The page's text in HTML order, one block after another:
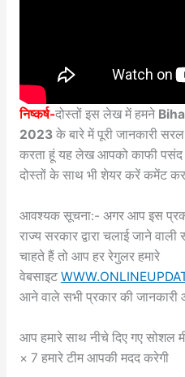
निष्कर्ष-दोस्तों इस लेख में हमने
2023 के बारे में पूरी जानकारी
करता हूं यह लेख आपको काफी पसंद
दोस्तों के साथ भी शेयर करें कमेंट
आवश्यक सूचना:- अगर आप इस
राज्य सरकार द्वारा चलाई जाने
चाहते हैं तो आप हर रेगुलर हमारे
वेबसाइट
आने वाले सभी प्रकार की
आप हमारे साथ नीचे दिए गए सोशल
× 7 हमारे टीम आपकी मदद करेगी